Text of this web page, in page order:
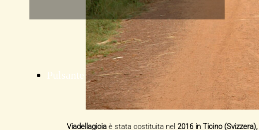
Pulsante
Viadellagioia è stata costituita nel 2016 in Ticino (Svizzera),